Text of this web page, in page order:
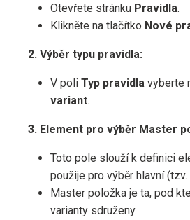
Otevřete stránku Pravidla.
Klikněte na tlačítko Nové
2. Výběr typu pravidla:
V poli Typ pravidla vyberte
variant.
3. Element pro výběr Master
Toto pole slouží k definici
použije pro výběr hlavní (tzv.
Master položka je ta, pod
varianty sdruženy.